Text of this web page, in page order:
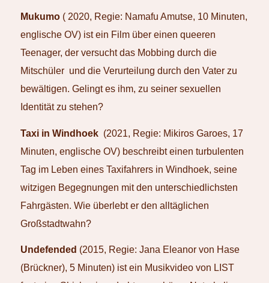
Mukumo( 2020, Regie: Namafu Amutse, 10 Minuten,
englische OV) ist ein Film über einen queeren
Teenager, der versucht das Mobbing durch die
Mitschüler und die Verurteilung durch den Vater zu
bewältigen. Gelingt es ihm, zu seiner sexuellen
Identität zu stehen?
Taxi in Windhoek(2021, Regie: Mikiros Garoes, 17
Minuten, englische OV) beschreibt einen turbulenten
Tag im Leben eines Taxifahrers in Windhoek, seine
witzigen Begegnungen mit den unterschiedlichsten
Fahrgästen. Wie überlebt er den alltäglichen
Großstadtwahn?
Undefended (2015, Regie: Jana Eleanor von Hase
(Brückner), 5 Minuten) ist ein Musikvideo von LIST